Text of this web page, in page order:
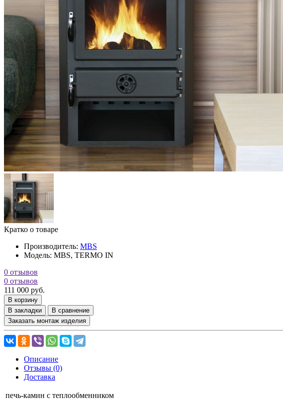
Кратко о товаре
Производитель: MBS
Модель: MBS, TERMO IN
0 отзывов
0 отзывов
111 000 руб.
В корзину
В закладки
В сравнение
Заказать монтаж изделия
Описание
Отзывы (0)
Доставка
печь-камин с теплообменником